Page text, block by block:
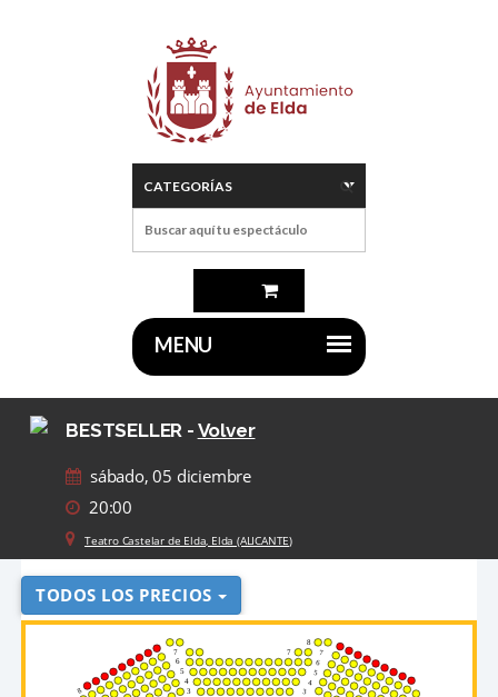
BESTSELLER - Volver
sábado, 05 diciembre
20:00
Teatro Castelar de Elda, Elda (ALICANTE)
TODOS LOS PRECIOS
8
8
7 7 7
6 6
5 5
4 4
3 3